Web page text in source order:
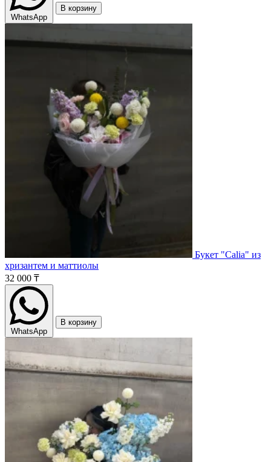
WhatsApp
В корзину
Букет "Calia" из
хризантем и маттиолы
32 000 ₸
WhatsApp
В корзину